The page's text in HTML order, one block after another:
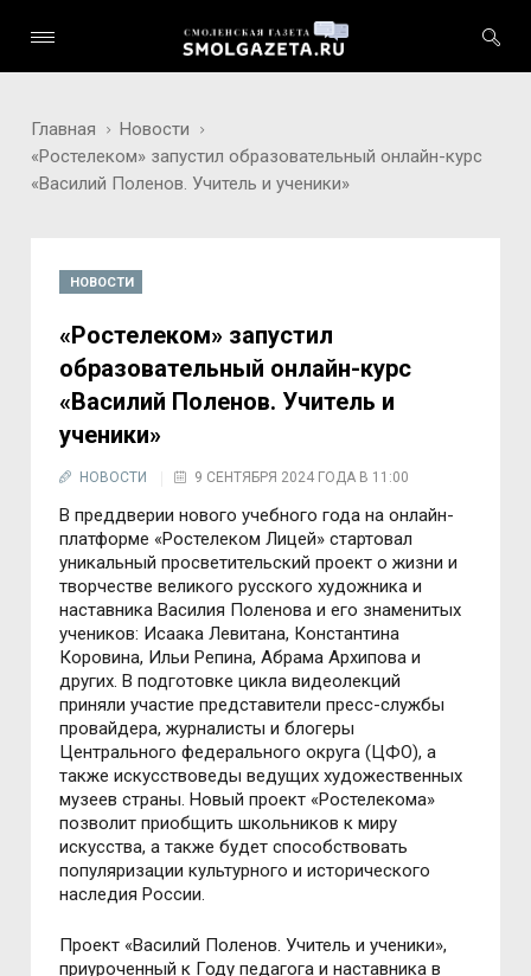
Главная
Новости
«Ростелеком» запустил образовательный онлайн-курс
«Василий Поленов. Учитель и ученики»
НОВОСТИ
«Ростелеком» запустил
образовательный онлайн-курс
«Василий Поленов. Учитель и
ученики»
НОВОСТИ 9 СЕНТЯБРЯ 2024 ГОДА В 11:00
В преддверии нового учебного года на онлайн-
платформе «Ростелеком Лицей» стартовал
уникальный просветительский проект о жизни и
творчестве великого русского художника и
наставника Василия Поленова и его знаменитых
учеников: Исаака Левитана, Константина
Коровина, Ильи Репина, Абрама Архипова и
других. В подготовке цикла видеолекций
приняли участие представители пресс-службы
провайдера, журналисты и блогеры
Центрального федерального округа (ЦФО), а
также искусствоведы ведущих художественных
музеев страны. Новый проект «Ростелекома»
позволит приобщить школьников к миру
искусства, а также будет способствовать
популяризации культурного и исторического
наследия России.
Проект «Василий Поленов. Учитель и ученики»,
приуроченный к Году педагога и наставника в